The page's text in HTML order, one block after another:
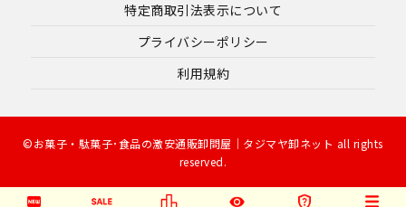
特定商取引法表示について
プライバシーポリシー
利用規約
©お菓子・駄菓子･食品の激安通販卸問屋｜タジマヤ卸ネット all rights
reserved.